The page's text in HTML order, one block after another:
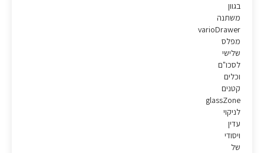
בגוון
משתנה
varioDrawer
מפלס
שלישי
לסכו"ם
וכלים
קטנים
glassZone
לניקוי
עדין
ויסודי
של